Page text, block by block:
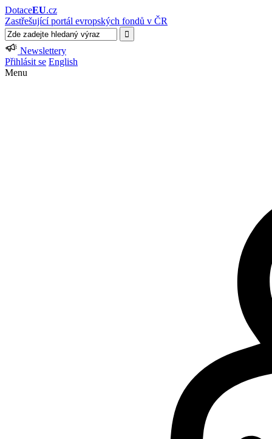
DotaceEU.cz
Zastřešující portál evropských fondů v ČR
Newslettery
Přihlásit se English
Menu